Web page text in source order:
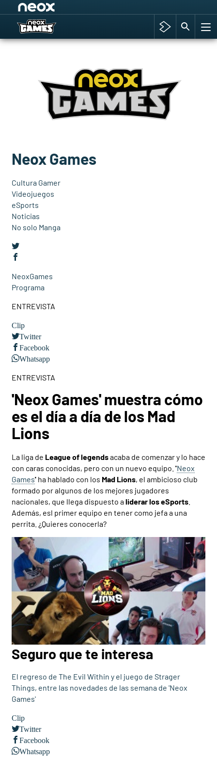
Hyrule Warriors: La Era del Cataclismo
Super Mario cafetería oficial
Cyberpunk 2077
Hyrule Warriors
Asia peculiar tradición
Neox Games
Cultura Gamer
Videojuegos
eSports
Noticias
No solo Manga
NeoxGames
Programa
ENTREVISTA
Clip
Twitter
Facebook
Whatsapp
ENTREVISTA
'Neox Games' muestra cómo
es el día a día de los Mad
Lions
La liga de League of legendsacaba de comenzar y lo hace
con caras conocidas, pero con un nuevo equipo. 'Neox
Games' ha hablado con los Mad Lions, el ambicioso club
formado por algunos de los mejores jugadores
nacionales, que llega dispuesto aliderar los eSports
Además, esl primer equipo en tener como jefa a una
perrita. ¿Quieres conocerla?
Seguro que te interesa
El regreso de The Evil Within y el juego de Strager
Things, entre las novedades de las semana de 'Neox
Games'
Clip
Twitter
Facebook
Whatsapp